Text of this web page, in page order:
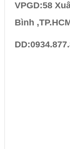
VPGD:58
Bình